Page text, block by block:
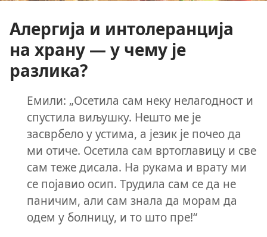
Алергија и интолеранција
на храну — у чему је
разлика?
Емили: „Осетила сам неку нелагодност и
спустила виљушку. Нешто ме је
засврбело у устима, а језик је почео да
ми отиче. Осетила сам вртоглавицу и све
сам теже дисала. На рукама и врату ми
се појавио осип. Трудила сам се да не
паничим, али сам знала да морам да
одем у болницу, и то што пре!“